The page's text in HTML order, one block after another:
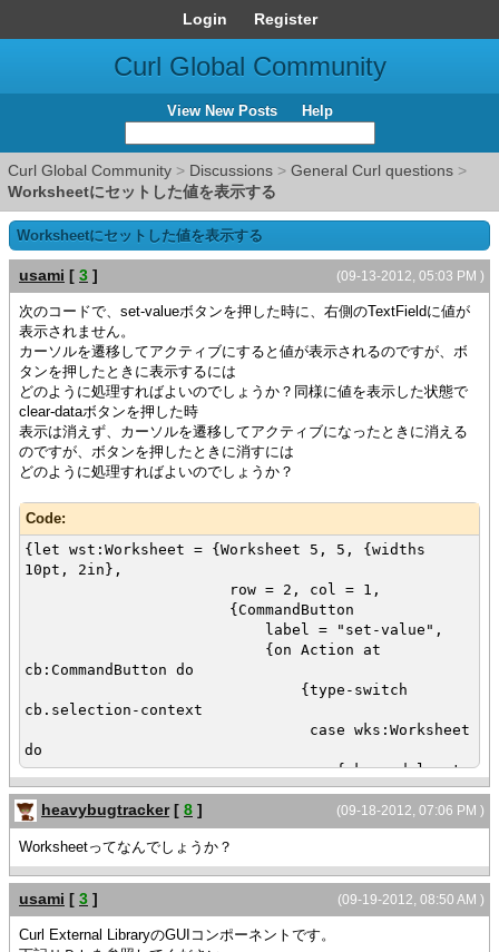
Login Register
Curl Global Community
View New Posts Help
Curl Global Community > Discussions > General Curl questions >
Worksheetにセットした値を表示する
Worksheetにセットした値を表示する
(09-13-2012, 05:03 PM )
usami [ 3 ]
次のコードで、set-valueボタンを押した時に、右側のTextFieldに値が
表示されません。
カーソルを遷移してアクティブにすると値が表示されるのですが、ボ
タンを押したときに表示するには
どのように処理すればよいのでしょうか？同様に値を表示した状態で
clear-dataボタンを押した時
表示は消えず、カーソルを遷移してアクティブになったときに消える
のですが、ボタンを押したときに消すには
どのように処理すればよいのでしょうか？
Code:
{let wst:Worksheet = {Worksheet 5, 5, {widths
10pt, 2in},
row = 2, col = 1,
{CommandButton
label = "set-value",
{on Action at
cb:CommandButton do
{type-switch
cb.selection-context
case wks:Worksheet
do
{wks.model.set-
value 2,3,"aa"}
{wks.model.set-
value 2,4,"bb"}
}
}
},
row = 2, col = 2,
{CommandButton
(09-18-2012, 07:06 PM )
heavybugtracker [ 8 ]
Worksheetってなんでしょうか？
(09-19-2012, 08:50 AM )
usami [ 3 ]
Curl External LibraryのGUIコンポーネントです。